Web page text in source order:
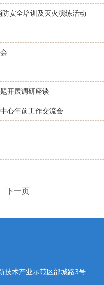
安全培训及灭火演练活动
开展调研座谈
心年前工作交流会
下一页
技术产业示范区邰城路3号